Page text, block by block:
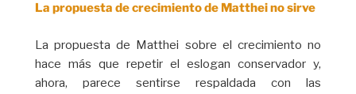
La propuesta de crecimiento de Matthei no sirve
La propuesta de Matthei sobre el crecimiento no
hace más que repetir el eslogan conservador y,
ahora, parece sentirse respaldada con las